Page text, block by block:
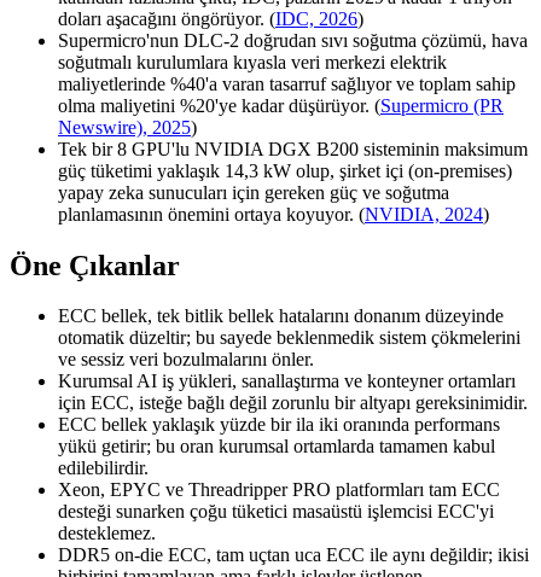
doları aşacağını öngörüyor. (IDC, 2026)
Supermicro'nun DLC-2 doğrudan sıvı soğutma çözümü, hava
soğutmalı kurulumlara kıyasla veri merkezi elektrik
maliyetlerinde %40'a varan tasarruf sağlıyor ve toplam sahip
olma maliyetini %20'ye kadar düşürüyor. (Supermicro (PR
Newswire), 2025)
Tek bir 8 GPU'lu NVIDIA DGX B200 sisteminin maksimum
güç tüketimi yaklaşık 14,3 kW olup, şirket içi (on-premises)
yapay zeka sunucuları için gereken güç ve soğutma
planlamasının önemini ortaya koyuyor. (NVIDIA, 2024)
Öne Çıkanlar
ECC bellek, tek bitlik bellek hatalarını donanım düzeyinde
otomatik düzeltir; bu sayede beklenmedik sistem çökmelerini
ve sessiz veri bozulmalarını önler.
Kurumsal AI iş yükleri, sanallaştırma ve konteyner ortamları
için ECC, isteğe bağlı değil zorunlu bir altyapı gereksinimidir.
ECC bellek yaklaşık yüzde bir ila iki oranında performans
yükü getirir; bu oran kurumsal ortamlarda tamamen kabul
edilebilirdir.
Xeon, EPYC ve Threadripper PRO platformları tam ECC
desteği sunarken çoğu tüketici masaüstü işlemcisi ECC'yi
desteklemez.
DDR5 on-die ECC, tam uçtan uca ECC ile aynı değildir; ikisi